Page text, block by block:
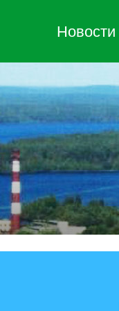
Новости